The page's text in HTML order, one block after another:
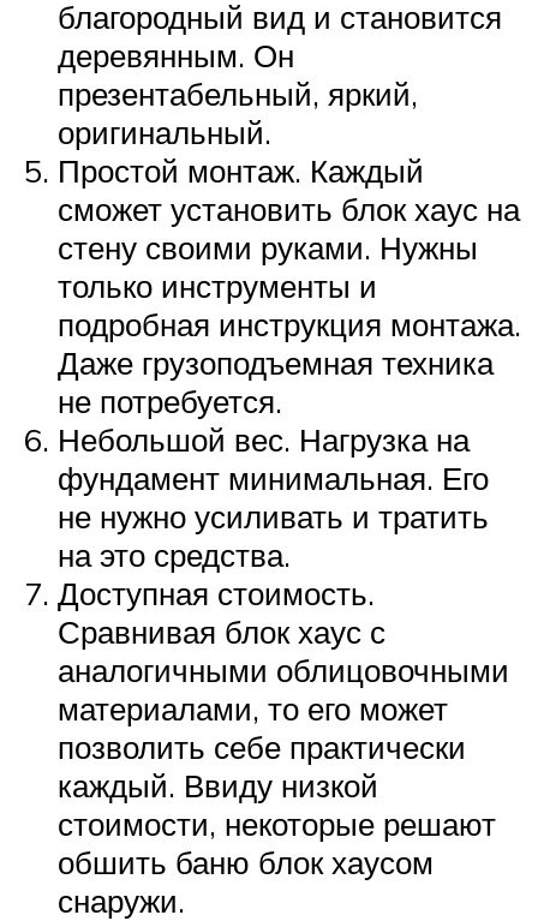
благородный вид и становится
деревянным. Он
презентабельный, яркий,
оригинальный.
Простой монтаж. Каждый
сможет установить блок хаус на
стену своими руками. Нужны
только инструменты и
подробная инструкция монтажа.
Даже грузоподъемная техника
не потребуется.
Небольшой вес. Нагрузка на
фундамент минимальная. Его
не нужно усиливать и тратить
на это средства.
Доступная стоимость.
Сравнивая блок хаус с
аналогичными облицовочными
материалами, то его может
позволить себе практически
каждый. Ввиду низкой
стоимости, некоторые решают
обшить баню блок хаусом
снаружи.